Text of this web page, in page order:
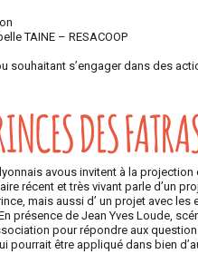
TAINE – RESACOOP
souhaitant s’engager dans des
DES
avous invitent à la
récent et très vivant parle d’un
mais aussi d’ un projet avec les
présence de Jean Yves Loude,
pour répondre aux
pourrait être appliqué dans bien